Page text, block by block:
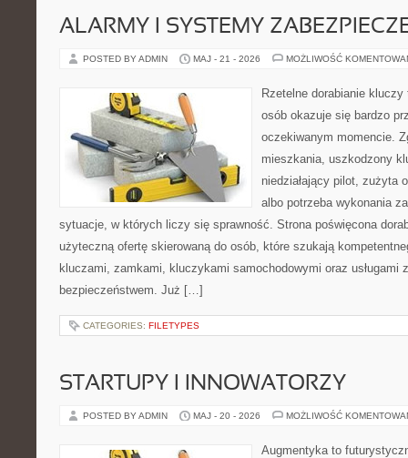
ALARMY I SYSTEMY
POSTED BY ADMIN MAJ - 21 - 2026 MOŻLIWOŚĆ
Rzetelne dorabianie kluczy
osób okazuje się bardzo
oczekiwanym momencie.
mieszkania, uszkodzony
niedziałający pilot, zużyta
albo potrzeba wykonania
sytuacje, w których liczy się sprawność. Strona poświęcona
użyteczną ofertę skierowaną do osób, które szukają
kluczami, zamkami, kluczykami samochodowymi oraz usługami
bezpieczeństwem. Już […]
CATEGORIES: FILETYPES
STARTUPY I INNOWATORZY
POSTED BY ADMIN MAJ - 20 - 2026 MOŻLIWOŚĆ
Augmentyka to